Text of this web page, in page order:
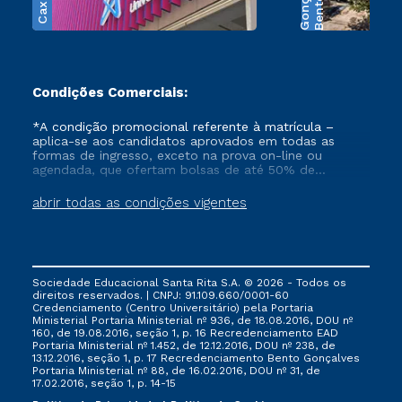
B
e
n
t
o
G
o
n
ç
a
l
v
e
Condições Comerciais:
abrir todas as condições vigentes
*A condição promocional referente à matrícula –
aplica-se aos candidatos aprovados em todas as
formas de ingresso, exceto na prova on-line ou
agendada, que ofertam bolsas de até 50% de
que ainda não tenham efetivado e/ou não tenham
cancelado ou trancado sua matrícula em uma das
FIES, Prouni e outros programas governamentais, e
não se acumula com nenhuma outra campanha
ofertada pela Instituição.
Sociedade Educacional Santa Rita S.A. © 2026 - Todos os
direitos reservados. | CNPJ: 91.109.660/0001-60
Credenciamento (Centro Universitário) pela Portaria
Ministerial Portaria Ministerial nº 936, de 18.08.2016, DOU nº
160, de 19.08.2016, seção 1, p. 16 Recredenciamento EAD
Portaria Ministerial nº 1.452, de 12.12.2016, DOU nº 238, de
13.12.2016, seção 1, p. 17 Recredenciamento Bento Gonçalves
Portaria Ministerial nº 88, de 16.02.2016, DOU nº 31, de
17.02.2016, seção 1, p. 14-15